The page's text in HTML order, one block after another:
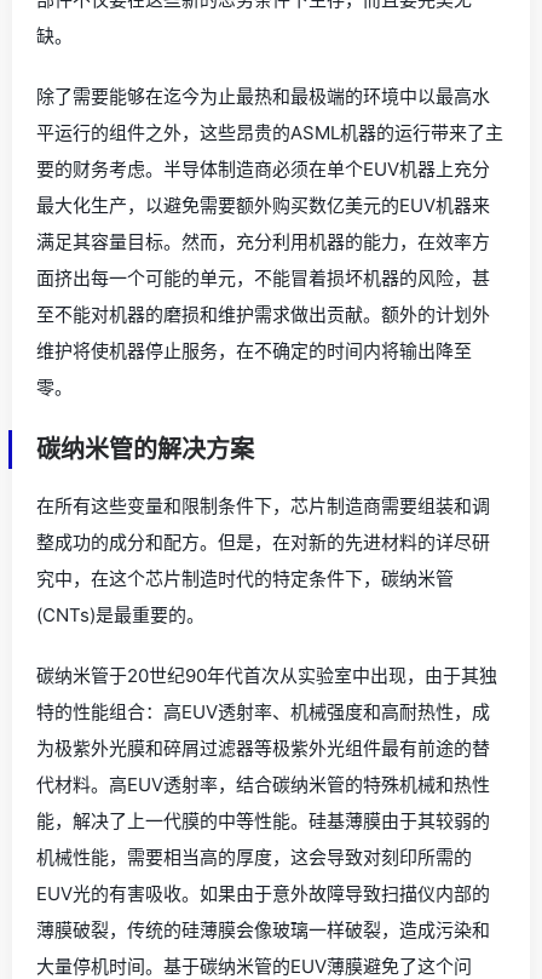
缺。
除了需要能够在迄今为止最热和最极端的环境中以最高水
平运行的组件之外，这些昂贵的ASML机器的运行带来了主
要的财务考虑。半导体制造商必须在单个EUV机器上充分
最大化生产，以避免需要额外购买数亿美元的EUV机器来
满足其容量目标。然而，充分利用机器的能力，在效率方
面挤出每一个可能的单元，不能冒着损坏机器的风险，甚
至不能对机器的磨损和维护需求做出贡献。额外的计划外
维护将使机器停止服务，在不确定的时间内将输出降至
零。
碳纳米管的解决方案
在所有这些变量和限制条件下，芯片制造商需要组装和调
整成功的成分和配方。但是，在对新的先进材料的详尽研
究中，在这个芯片制造时代的特定条件下，碳纳米管
(CNTs)是最重要的。
碳纳米管于20世纪90年代首次从实验室中出现，由于其独
特的性能组合：高EUV透射率、机械强度和高耐热性，成
为极紫外光膜和碎屑过滤器等极紫外光组件最有前途的替
代材料。高EUV透射率，结合碳纳米管的特殊机械和热性
能，解决了上一代膜的中等性能。硅基薄膜由于其较弱的
机械性能，需要相当高的厚度，这会导致对刻印所需的
EUV光的有害吸收。如果由于意外故障导致扫描仪内部的
薄膜破裂，传统的硅薄膜会像玻璃一样破裂，造成污染和
大量停机时间。基于碳纳米管的EUV薄膜避免了这个问